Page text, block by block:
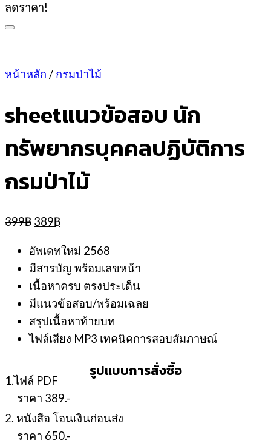
ลดราคา!
หน้าหลัก / กรมป่าไม้
sheetแนวข้อสอบ นัก
ทรัพยากรบุคคลปฏิบัติการ
กรมป่าไม้
399฿ Original
was:
399฿.
389฿Current
is:
389฿.
อัพเดทใหม่ 2568
มีสารบัญ พร้อมเลขหน้า
เนื้อหาครบ ตรงประเด็น
มีแนวข้อสอบ/พร้อมเฉลย
สรุปเนื้อหาท้ายบท
ไฟล์เสียง MP3 เทคนิคการสอบสัมภาษณ์
รูปแบบการสั่งซื้อ
1.ไฟล์ PDF
ราคา 389.-
2. หนังสือ โอนเงินก่อนส่ง
ราคา 650.-